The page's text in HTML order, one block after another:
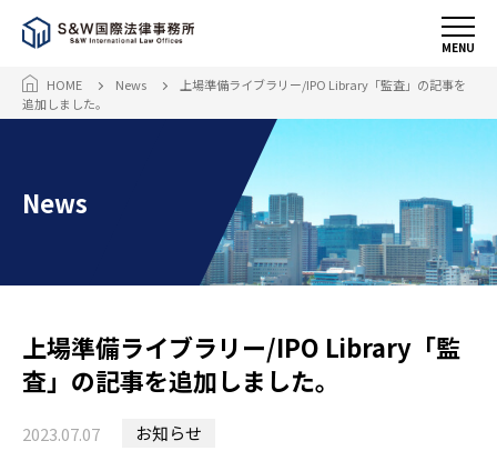
MENU
HOME News
上場準備ライブラリー/IPO Library「監査」の記事を
追加しました。
News
上場準備ライブラリー/IPO Library「監
査」の記事を追加しました。
2023.07.07 お知らせ